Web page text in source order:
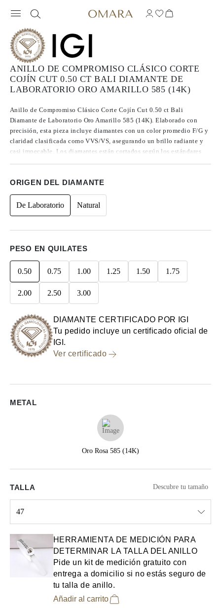
ANILLO DE COMPROMISO CLÁSICO CORTE
COJÍN CUT 0.50 CT BALI DIAMANTE DE
LABORATORIO ORO AMARILLO 585 (14K)
Anillo de Compromiso Clásico Corte Cojín Cut 0.50 ct Bali
Diamante de Laboratorio Oro Amarillo 585 (14K). Elaborado con
precisión, esta pieza incluye diamantes con un color promedio F/G y
claridad clasificada como VVS/VS, asegurando un brillo radiante y
casi impecable. Los diamantes están cortados según los estándares
excepcional, y no presentan fluorescencia.
ORIGEN DEL DIAMANTE
De Laboratorio Natural
PESO EN QUILATES
0.50 0.75 1.00 1.25 1.50 1.75
2.00 2.50 3.00
DIAMANTE CERTIFICADO POR IGI
Tu pedido incluye un certificado oficial de
IGI.
Ver certificado
METAL
Oro Rosa 585 (14K)
TALLA Descubre tu tamaño
47
HERRAMIENTA DE MEDICIÓN PARA
DETERMINAR LA TALLA DEL ANILLO
Pide un kit de medición gratuito con
entrega a domicilio si no estás seguro de
tu talla de anillo.
Añadir al carrito